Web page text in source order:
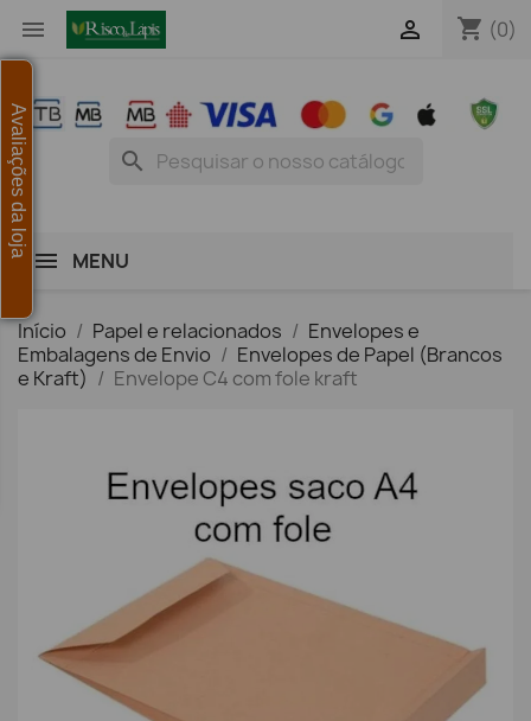
 shopping_cart (0)

search
MENU
Início Papel e relacionados
Envelopes e
Embalagens de Envio
Envelopes de Papel (Brancos
e Kraft)
Envelope C4 com fole kraft
Avaliações da loja